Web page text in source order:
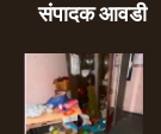
संपादक आवडी